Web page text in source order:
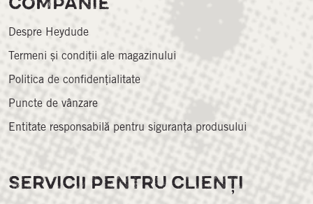
Despre Heydude
Termeni și condiții ale magazinului
Politica de confidențialitate
Puncte de vânzare
Entitate responsabilă pentru siguranța produsului
SERVICII PENTRU CLIENȚI